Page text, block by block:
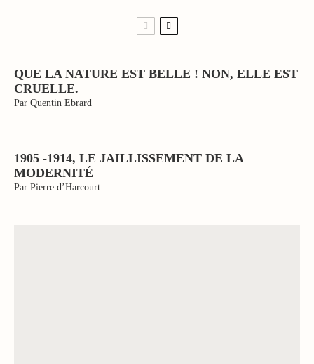
QUE LA NATURE EST BELLE ! NON, ELLE EST
CRUELLE.
Par Quentin Ebrard
1905 -1914, LE JAILLISSEMENT DE LA
MODERNITÉ
Par Pierre d’Harcourt